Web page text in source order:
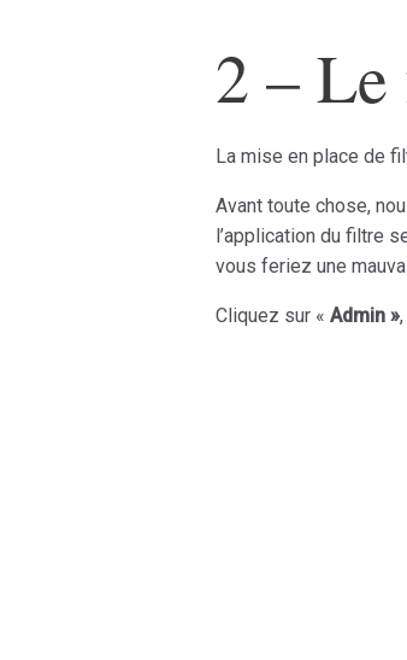
2 –
La mise en place de
Avant toute chose,
l’application du filtre
vous feriez une
Cliquez sur « Admin »